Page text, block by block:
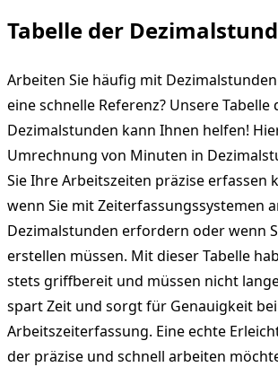
Tabelle der
Arbeiten Sie häufig mit
eine schnelle Referenz? Unsere Tabelle
Dezimalstunden kann Ihnen helfen!
Umrechnung von Minuten in
Sie Ihre Arbeitszeiten präzise erfassen
wenn Sie mit Zeiterfassungssystemen
Dezimalstunden erfordern oder wenn
erstellen müssen. Mit dieser Tabelle
stets griffbereit und müssen nicht
spart Zeit und sorgt für Genauigkeit
Arbeitszeiterfassung. Eine echte
der präzise und schnell arbeiten